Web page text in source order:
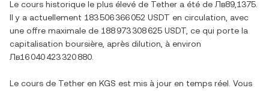
Le cours historique le plus élevé de Tether a été de Лв89,1375
Il y a actuellement 183 506 366 052 USDT en circulation, avec
une offre maximale de 188 973 308 625 USDT , ce qui porte la
capitalisation boursière, après dilution, à environ
Лв16 040 423 320 880
Le cours de Tether en KGS est mis à jour en temps réel. Vous